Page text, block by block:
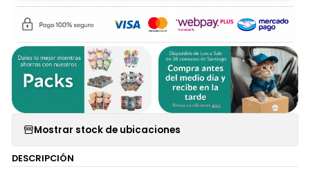
Mostrar stock de ubicaciones
DESCRIPCIÓN